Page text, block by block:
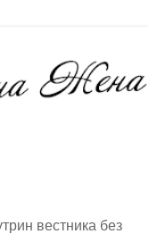
вестника без